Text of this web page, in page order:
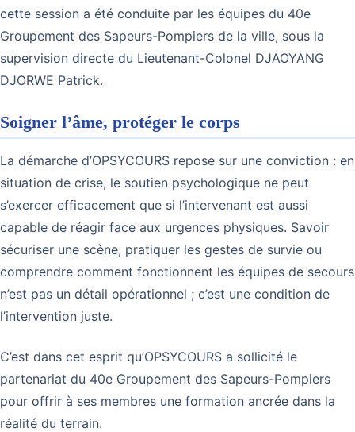
cette session a été conduite par les équipes du 40e
Groupement des Sapeurs-Pompiers de la ville, sous la
supervision directe du Lieutenant-Colonel DJAOYANG
DJORWE Patrick.
Soigner l’âme, protéger le corps
La démarche d’OPSYCOURS repose sur une conviction : en
situation de crise, le soutien psychologique ne peut
s’exercer efficacement que si l’intervenant est aussi
capable de réagir face aux urgences physiques. Savoir
sécuriser une scène, pratiquer les gestes de survie ou
comprendre comment fonctionnent les équipes de secours
n’est pas un détail opérationnel ; c’est une condition de
l’intervention juste.
C’est dans cet esprit qu’OPSYCOURS a sollicité le
partenariat du 40e Groupement des Sapeurs-Pompiers
pour offrir à ses membres une formation ancrée dans la
réalité du terrain.